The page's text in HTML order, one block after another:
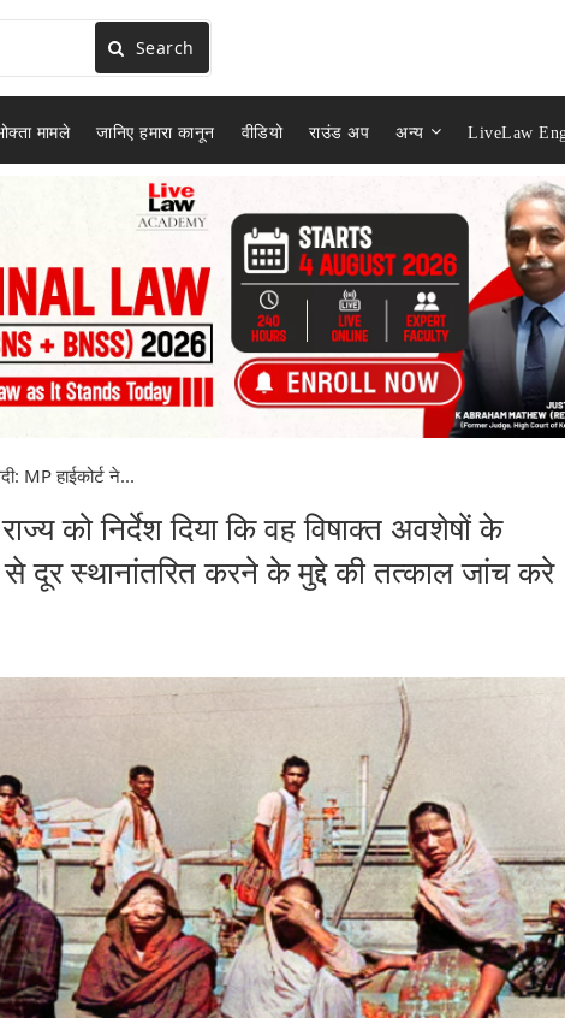
Search
मामले जानिए हमारा कानून वीडियो राउंड अप अन्य LiveLaw
MP हाईकोर्ट ने...
को निर्देश दिया कि वह विषाक्त अवशेषों के
से दूर स्थानांतरित करने के मुद्दे की तत्काल जांच करे